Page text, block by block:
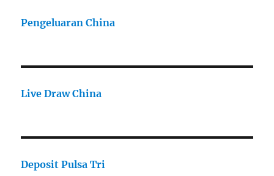
Pengeluaran China
Live Draw China
Deposit Pulsa Tri